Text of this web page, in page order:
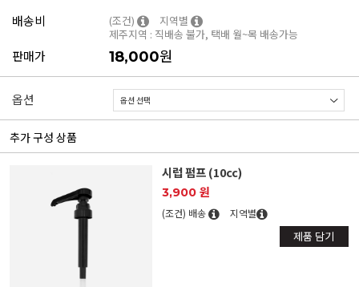
배송비 (조건)
지역별
제주지역 : 직배송 불가, 택배 월~목 배송가능
판매가 18,000원
옵션
추가 구성 상품
시럽 펌프 (10cc)
3,900 원
(조건) 배송 지역별
제품 담기